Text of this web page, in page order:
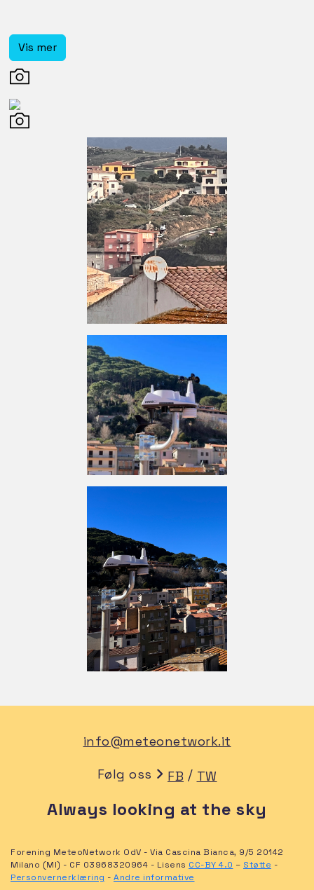
Vis mer
info@meteonetwork.it
Følg oss FB / TW
Always looking at the sky
Forening MeteoNetwork OdV - Via Cascina Bianca, 9/5 20142
Milano (MI) - CF 03968320964 - Lisens CC-BY 4.0 – Støtte -
Personvernerklæring - Andre informative